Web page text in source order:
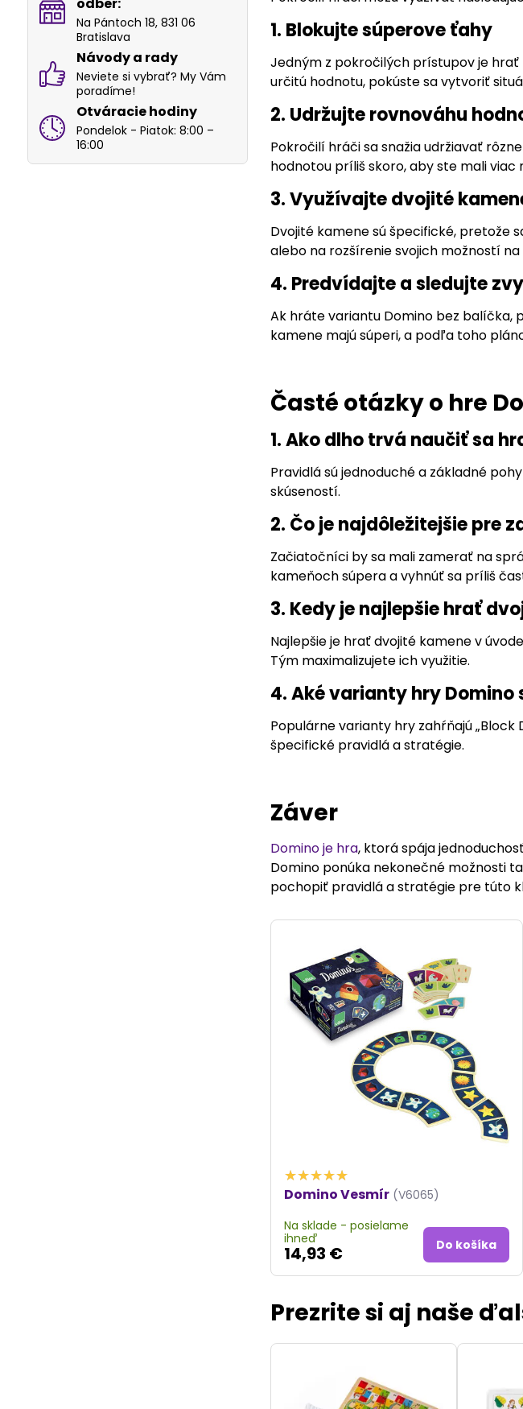
1. Blokujte súperove ťahy
Jedným z pokročilých prístupov je hrať
určitú hodnotu, pokúste sa vytvoriť
2. Udržujte rovnováhu
Pokročilí hráči sa snažia udržiavať
hodnotou príliš skoro, aby ste mali
3. Využívajte dvojité
Dvojité kamene sú špecifické, pretože
alebo na rozšírenie svojich možností
4. Predvídajte a sledujte
Ak hráte variantu Domino bez balíčka,
kamene majú súperi, a podľa toho
Časté otázky o hre
1. Ako dlho trvá naučiť sa
Pravidlá sú jednoduché a základné
skúseností.
2. Čo je najdôležitejšie pre
Začiatočníci by sa mali zamerať na
kameňoch súpera a vyhnúť sa príliš
3. Kedy je najlepšie hrať
Najlepšie je hrať dvojité kamene v
Tým maximalizujete ich využitie.
4. Aké varianty hry Domino
Populárne varianty hry zahŕňajú „Block
špecifické pravidlá a stratégie.
Záver
Domino je hra, ktorá spája
Domino ponúka nekonečné možnosti
pochopiť pravidlá a stratégie pre túto
Domino Vesmír (V6065)
Na sklade - posielame
ihneď
14,93 € Do košíka
Prezrite si aj naše
Na Pántoch 18, 831 06
Bratislava
Návody a rady
Neviete si vybrať? My Vám
poradíme!
Otváracie hodiny
Pondelok - Piatok: 8:00 –
16:00